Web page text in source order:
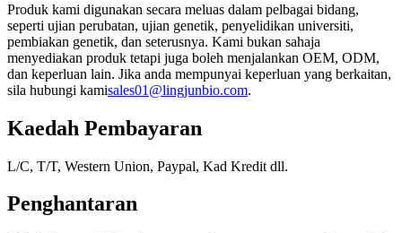
Produk kami digunakan secara meluas dalam pelbagai bidang,
seperti ujian perubatan, ujian genetik, penyelidikan universiti,
pembiakan genetik, dan seterusnya. Kami bukan sahaja
menyediakan produk tetapi juga boleh menjalankan OEM, ODM,
dan keperluan lain. Jika anda mempunyai keperluan yang berkaitan,
sila hubungi kamisales01@lingjunbio.com.
Kaedah Pembayaran
L/C, T/T, Western Union, Paypal, Kad Kredit dll.
Penghantaran